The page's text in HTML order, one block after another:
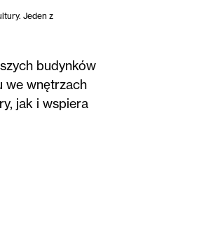
Jeden z
budynków
we wnętrzach
jak i wspiera